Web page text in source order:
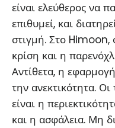
είναι ελεύθερος να
επιθυμεί, και
στιγμή. Στο Himoon,
κρίση και η
Αντίθετα, η
την ανεκτικότητα. Οι
είναι η
και η ασφάλεια. Μη